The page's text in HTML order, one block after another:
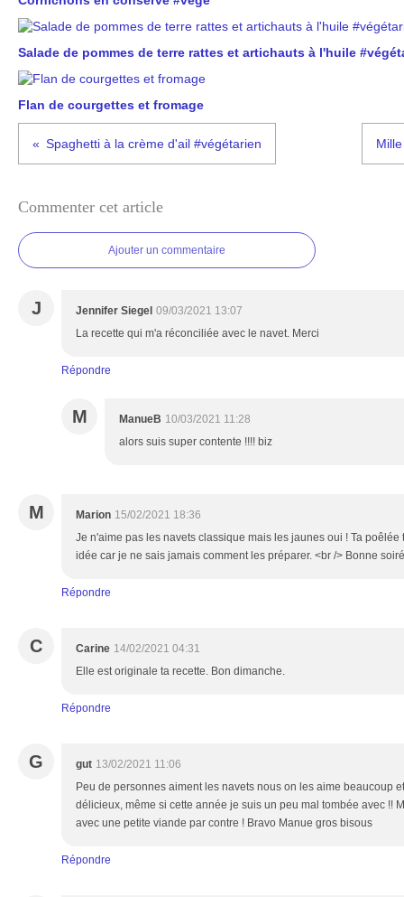
Salade de pommes de terre rattes et artichauts à l'huile
Flan de courgettes et fromage
Spaghetti à la crème d'ail #végétarien
Commenter cet article
Ajouter un commentaire
J Jennifer Siegel 09/03/2021 13:07
La recette qui m'a réconciliée avec le navet. Merci
Répondre
M ManueB 10/03/2021 11:28
alors suis super contente !!!! biz
M Marion 15/02/2021 18:36
Je n'aime pas les navets classique mais les jaunes oui ! Ta
idée car je ne sais jamais comment les préparer. <br /> Bonne
Répondre
C Carine 14/02/2021 04:31
Elle est originale ta recette. Bon dimanche.
Répondre
G gut 13/02/2021 11:06
Peu de personnes aiment les navets nous on les aime beaucoup
délicieux, même si cette année je suis un peu mal tombée avec !!
avec une petite viande par contre ! Bravo Manue gros bisous
Répondre